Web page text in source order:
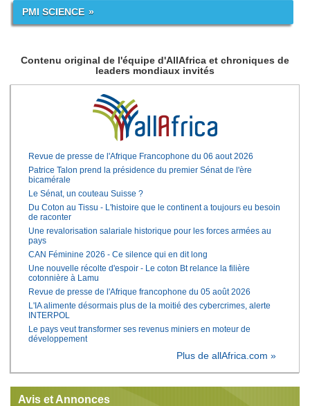
PMI SCIENCE
Contenu original de l'équipe d'AllAfrica et chroniques de
leaders mondiaux invités
Revue de presse de l'Afrique Francophone du 06 aout 2026
Patrice Talon prend la présidence du premier Sénat de l'ère
bicamérale
Le Sénat, un couteau Suisse ?
Du Coton au Tissu - L'histoire que le continent a toujours eu besoin
de raconter
Une revalorisation salariale historique pour les forces armées au
pays
CAN Féminine 2026 - Ce silence qui en dit long
Une nouvelle récolte d'espoir - Le coton Bt relance la filière
cotonnière à Lamu
Revue de presse de l'Afrique francophone du 05 août 2026
L'IA alimente désormais plus de la moitié des cybercrimes, alerte
INTERPOL
Le pays veut transformer ses revenus miniers en moteur de
développement
Plus de allAfrica.com »
Avis et Annonces